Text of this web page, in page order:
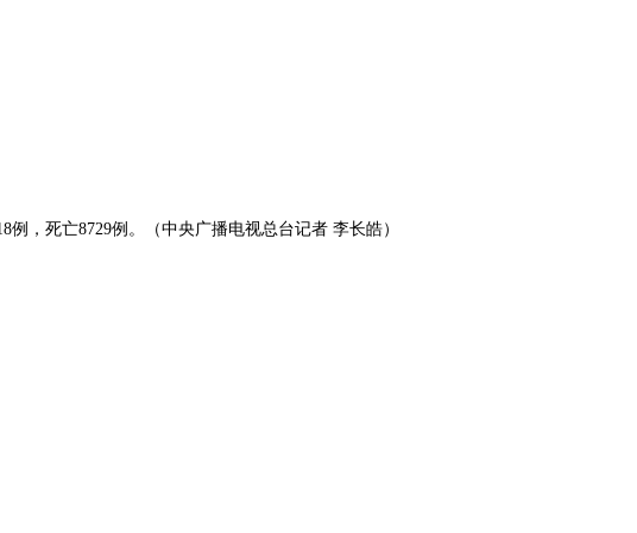
，死亡8729例。（中央广播电视总台记者 李长皓）